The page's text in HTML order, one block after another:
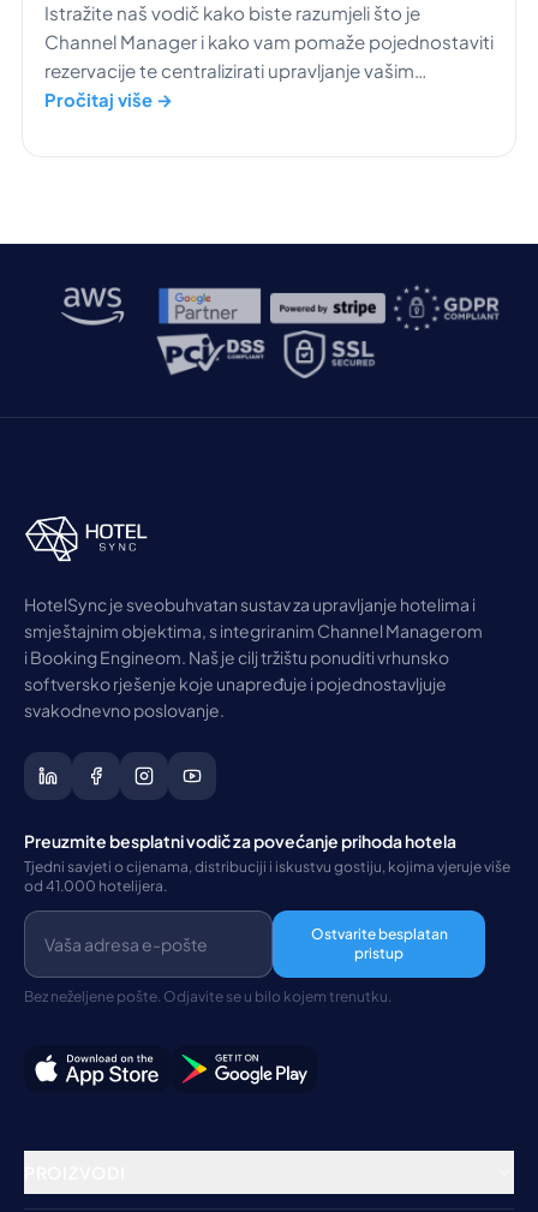
Istražite naš vodič kako biste razumjeli što je
Channel Manager i kako vam pomaže pojednostaviti
rezervacije te centralizirati upravljanje vašim
hotelom.
Pročitaj više →
HotelSync je sveobuhvatan sustav za upravljanje hotelima i
smještajnim objektima, s integriranim Channel Managerom
i Booking Engineom. Naš je cilj tržištu ponuditi vrhunsko
softversko rješenje koje unapređuje i pojednostavljuje
svakodnevno poslovanje.
Preuzmite besplatni vodič za povećanje prihoda hotela
Tjedni savjeti o cijenama, distribuciji i iskustvu gostiju, kojima vjeruje više
od 41.000 hotelijera.
Ostvarite besplatan
pristup
Bez neželjene pošte. Odjavite se u bilo kojem trenutku.